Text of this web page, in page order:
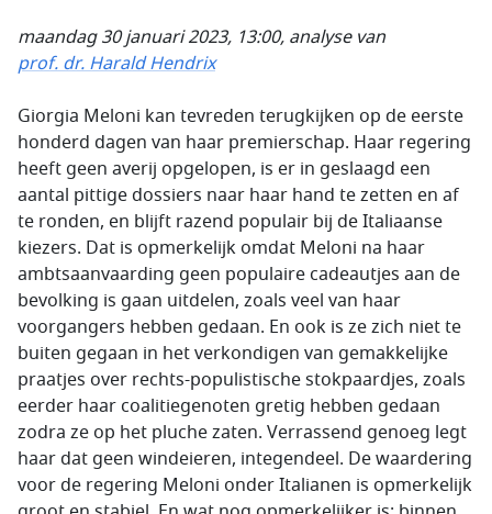
maandag 30 januari 2023, 13:00, analyse van
prof. dr. Harald Hendrix
Giorgia Meloni kan tevreden terugkijken op de eerste
honderd dagen van haar premierschap. Haar regering
heeft geen averij opgelopen, is er in geslaagd een
aantal pittige dossiers naar haar hand te zetten en af
te ronden, en blijft razend populair bij de Italiaanse
kiezers. Dat is opmerkelijk omdat Meloni na haar
ambtsaanvaarding geen populaire cadeautjes aan de
bevolking is gaan uitdelen, zoals veel van haar
voorgangers hebben gedaan. En ook is ze zich niet te
buiten gegaan in het verkondigen van gemakkelijke
praatjes over rechts-populistische stokpaardjes, zoals
eerder haar coalitiegenoten gretig hebben gedaan
zodra ze op het pluche zaten. Verrassend genoeg legt
haar dat geen windeieren, integendeel. De waardering
voor de regering Meloni onder Italianen is opmerkelijk